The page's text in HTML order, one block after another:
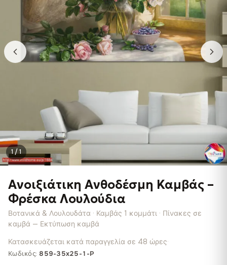
1 / 1
Ανοιξιάτικη Ανθοδέσμη Καμβάς –
Φρέσκα Λουλούδια
Βοτανικά & Λουλουδάτα · Καμβάς 1 κομμάτι · Πίνακες σε
καμβά — Εκτύπωση καμβά
Κατασκευάζεται κατά παραγγελία σε 48 ώρες·
Κωδικός: 859-35x25-1-P